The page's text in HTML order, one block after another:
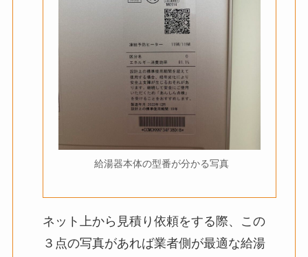
給湯器本体の型番が分かる写真
ネット上から見積り依頼をする際、この
３点の写真があれば業者側が最適な給湯